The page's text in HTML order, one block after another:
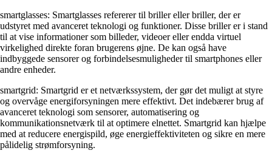
smartglasses: Smartglasses refererer til briller eller briller, der er
udstyret med avanceret teknologi og funktioner. Disse briller er i stand
til at vise informationer som billeder, videoer eller endda virtuel
virkelighed direkte foran brugerens øjne. De kan også have
indbyggede sensorer og forbindelsesmuligheder til smartphones eller
andre enheder.
smartgrid: Smartgrid er et netværkssystem, der gør det muligt at styre
og overvåge energiforsyningen mere effektivt. Det indebærer brug af
avanceret teknologi som sensorer, automatisering og
kommunikationsnetværk til at optimere elnettet. Smartgrid kan hjælpe
med at reducere energispild, øge energieffektiviteten og sikre en mere
pålidelig strømforsyning.